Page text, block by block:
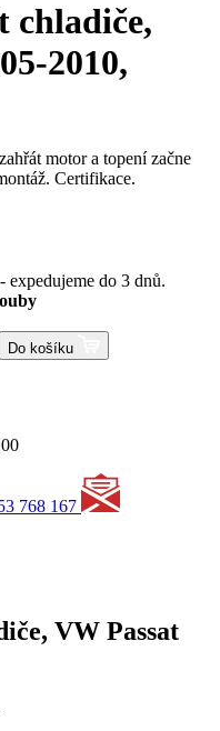
chladiče,
2010,
motor a topení začne
Certifikace.
expedujeme do 3 dnů.
Do košíku
768 167
VW Passat